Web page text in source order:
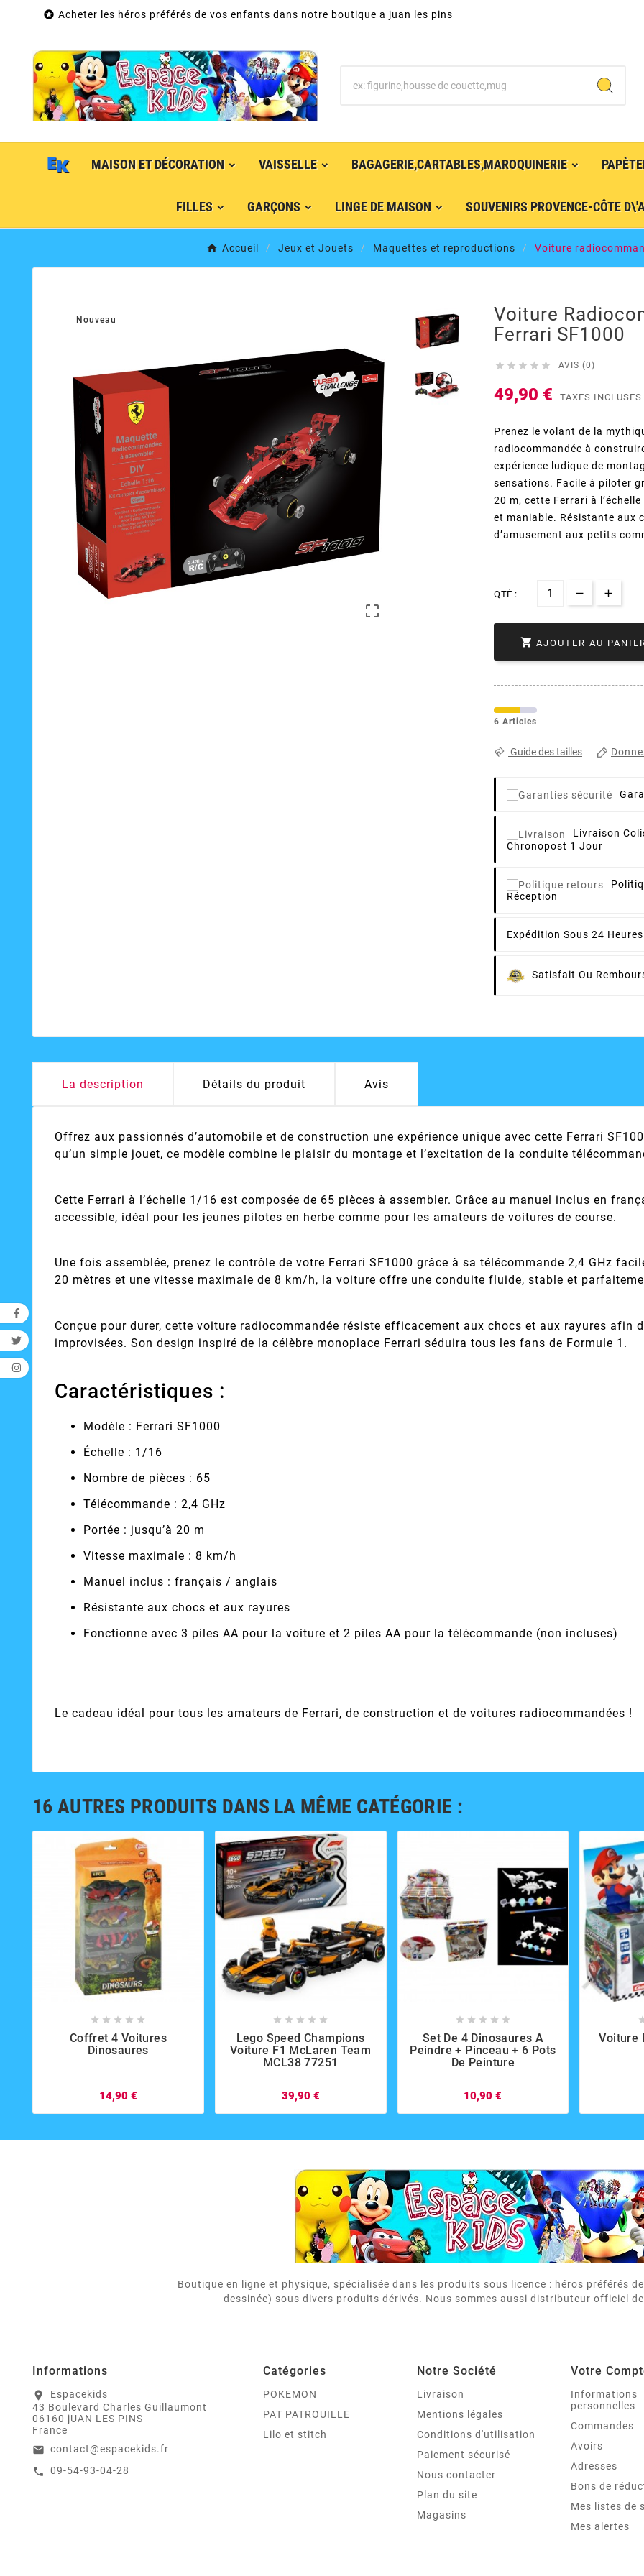
 Acheter les héros préférés de vos enfants dans notre boutique a juan les pins
MAISON ET DÉCORATION VAISSELLE BAGAGERIE,CARTABLES,MAROQUINERIE
FILLES GARÇONS LINGE DE MAISON SOUVENIRS PROVENCE-CÔTE
Accueil Jeux et Jouets Maquettes et reproductions Voiture
Nouveau

Voiture
Ferrari SF1000
     AVIS (0)
49,90 € TAXES INCLUSES
Prenez le volant de la
radiocommandée à
expérience ludique de
sensations. Facile à piloter
20 m, cette Ferrari à
et maniable. Résistante aux
d’amusement aux petits
QTÉ :
 AJOUTER AU
6 Articles
Guide des tailles
Livraison
Chronopost 1 Jour
Réception
Expédition Sous 24 Heures
Satisfait Ou
La description Détails du produit Avis
Offrez aux passionnés d’automobile et de construction une expérience unique avec cette Ferrari
qu’un simple jouet, ce modèle combine le plaisir du montage et l’excitation de la conduite
Cette Ferrari à l’échelle 1/16 est composée de 65 pièces à assembler. Grâce au manuel inclus en
accessible, idéal pour les jeunes pilotes en herbe comme pour les amateurs de voitures de course.
Une fois assemblée, prenez le contrôle de votre Ferrari SF1000 grâce à sa télécommande 2,4 GHz
20 mètres et une vitesse maximale de 8 km/h, la voiture offre une conduite fluide, stable et
Conçue pour durer, cette voiture radiocommandée résiste efficacement aux chocs et aux rayures afin
improvisées. Son design inspiré de la célèbre monoplace Ferrari séduira tous les fans de Formule 1.
Caractéristiques :
Modèle : Ferrari SF1000
Échelle : 1/16
Nombre de pièces : 65
Télécommande : 2,4 GHz
Portée : jusqu’à 20 m
Vitesse maximale : 8 km/h
Manuel inclus : français / anglais
Résistante aux chocs et aux rayures
Fonctionne avec 3 piles AA pour la voiture et 2 piles AA pour la télécommande (non incluses)
Le cadeau idéal pour tous les amateurs de Ferrari, de construction et de voitures radiocommandées !
16 AUTRES PRODUITS DANS LA MÊME CATÉGORIE :
    
Coffret 4 Voitures
Dinosaures
14,90 €
    
Lego Speed Champions
Voiture F1 McLaren Team
MCL38 77251
39,90 €
    
Set De 4 Dinosaures A
Peindre + Pinceau + 6 Pots
De Peinture
10,90 €
Voiture
Boutique en ligne et physique, spécialisée dans les produits sous licence : héros préférés
dessinée) sous divers produits dérivés. Nous sommes aussi distributeur officiel
Informations
location_on
Espacekids
43 Boulevard Charles Guillaumont
06160 jUAN LES PINS
France
email contact@espacekids.fr
call 09-54-93-04-28
Catégories
POKEMON
PAT PATROUILLE
Lilo et stitch
Notre Société
Livraison
Mentions légales
Conditions d'utilisation
Paiement sécurisé
Nous contacter
Plan du site
Magasins
Votre
Informations
personnelles
Commandes
Avoirs
Adresses
Bons de
Mes listes de
Mes alertes